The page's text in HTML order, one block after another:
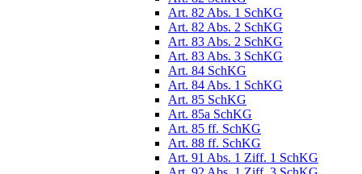
Art. 82 Abs. 1 SchKG
Art. 82 Abs. 2 SchKG
Art. 83 Abs. 2 SchKG
Art. 83 Abs. 3 SchKG
Art. 84 SchKG
Art. 84 Abs. 1 SchKG
Art. 85 SchKG
Art. 85a SchKG
Art. 85 ff. SchKG
Art. 88 ff. SchKG
Art. 91 Abs. 1 Ziff. 1 SchKG